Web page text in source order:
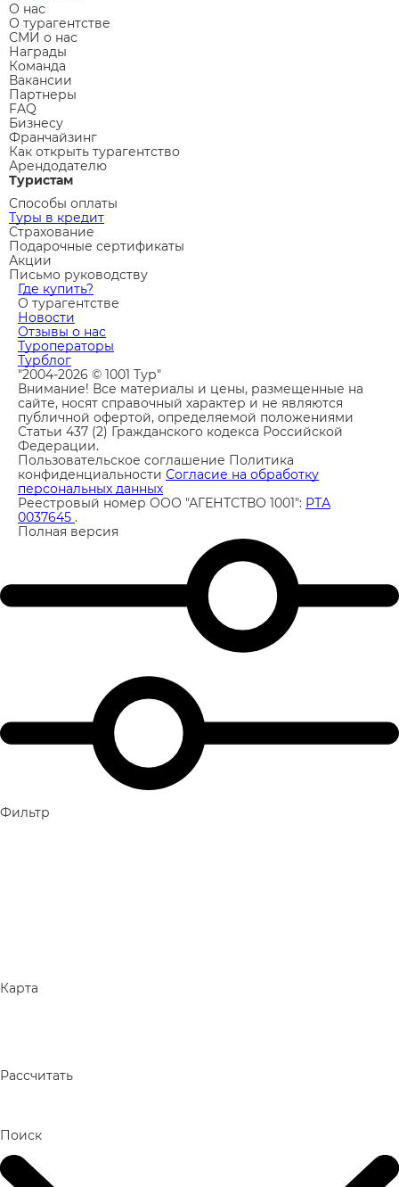
О нас
О турагентстве
СМИ о нас
Награды
Команда
Вакансии
Партнеры
FAQ
Бизнесу
Франчайзинг
Как открыть турагентство
Арендодателю
Туристам
Способы оплаты
Туры в кредит
Страхование
Подарочные сертификаты
Акции
Письмо руководству
Где купить?
О турагентстве
Новости
Отзывы о нас
Туроператоры
Турблог
"2004-2026 © 1001 Тур"
Внимание! Все материалы и цены, размещенные на
сайте, носят справочный характер и не являются
публичной офертой, определяемой положениями
Статьи 437 (2) Гражданского кодекса Российской
Федерации.
Пользовательское соглашение Политика
конфиденциальности Согласие на обработку
персональных данных
Реестровый номер ООО "АГЕНТСТВО 1001": РТА
0037645 .
Полная версия
Фильтр
Карта
Рассчитать
Поиск